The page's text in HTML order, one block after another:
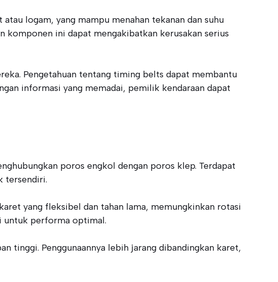
logam, yang mampu menahan tekanan dan suhu
komponen ini dapat mengakibatkan kerusakan serius
Pengetahuan tentang timing belts dapat membantu
informasi yang memadai, pemilik kendaraan dapat
poros engkol dengan poros klep. Terdapat
tersendiri.
yang fleksibel dan tahan lama, memungkinkan rotasi
untuk performa optimal.
tinggi. Penggunaannya lebih jarang dibandingkan karet,